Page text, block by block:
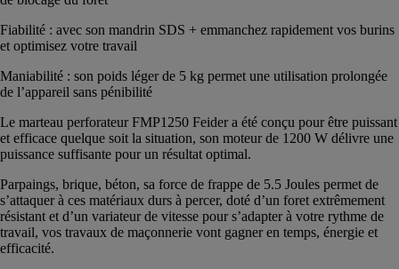
Fiabilité : avec son mandrin SDS + emmanchez rapidement vos burins
et optimisez votre travail
Maniabilité : son poids léger de 5 kg permet une utilisation prolongée
de l’appareil sans pénibilité
Le marteau perforateur FMP1250 Feider a été conçu pour être puissant
et efficace quelque soit la situation, son moteur de 1200 W délivre une
puissance suffisante pour un résultat optimal.
Parpaings, brique, béton, sa force de frappe de 5.5 Joules permet de
s’attaquer à ces matériaux durs à percer, doté d’un foret extrêmement
résistant et d’un variateur de vitesse pour s’adapter à votre rythme de
travail, vos travaux de maçonnerie vont gagner en temps, énergie et
efficacité.